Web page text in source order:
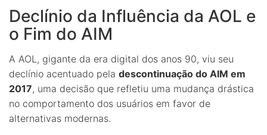
Declínio da Influência da AOL e
o Fim do AIM
A AOL, gigante da era digital dos anos 90, viu seu
declínio acentuado pela descontinuação do AIM em
2017, uma decisão que refletiu uma mudança drástica
no comportamento dos usuários em favor de
alternativas modernas.